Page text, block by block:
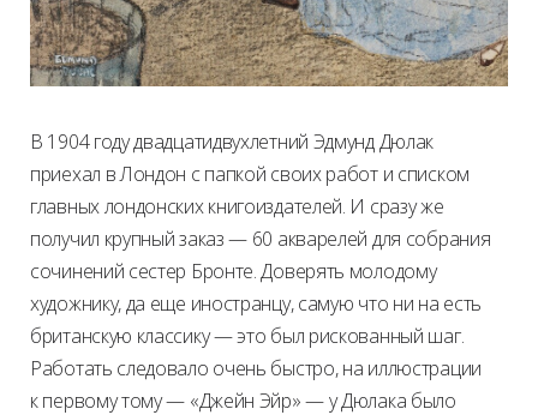
В 1904 году двадцатидвухлетний Эдмунд Дюлак
приехал в Лондон с папкой своих работ и списком
главных лондонских книгоиздателей. И сразу же
получил крупный заказ — 60 акварелей для собрания
сочинений сестер Бронте. Доверять молодому
художнику, да еще иностранцу, самую что ни на есть
британскую классику — это был рискованный шаг.
Работать следовало очень быстро, на иллюстрации
к первому тому — «Джейн Эйр» — у Дюлака было